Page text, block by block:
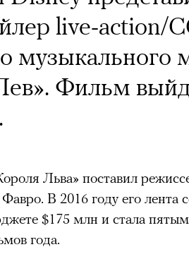
live-action/
музыкального
Фильм
Льва» поставил
В 2016 году его лента
$175 млн и стала
года.